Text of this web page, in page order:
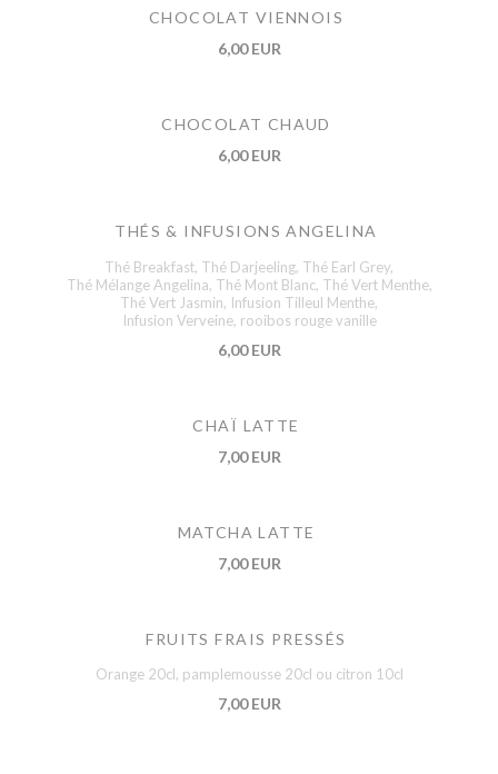
CHOCOLAT VIENNOIS
6,00 EUR
CHOCOLAT CHAUD
6,00 EUR
THÉS & INFUSIONS ANGELINA
Thé Breakfast, Thé Darjeeling, Thé Earl Grey,
Thé Mélange Angelina, Thé Mont Blanc, Thé Vert Menthe,
Thé Vert Jasmin, Infusion Tilleul Menthe,
Infusion Verveine, rooibos rouge vanille
6,00 EUR
CHAÏ LATTE
7,00 EUR
MATCHA LATTE
7,00 EUR
FRUITS FRAIS PRESSÉS
Orange 20cl, pamplemousse 20cl ou citron 10cl
7,00 EUR